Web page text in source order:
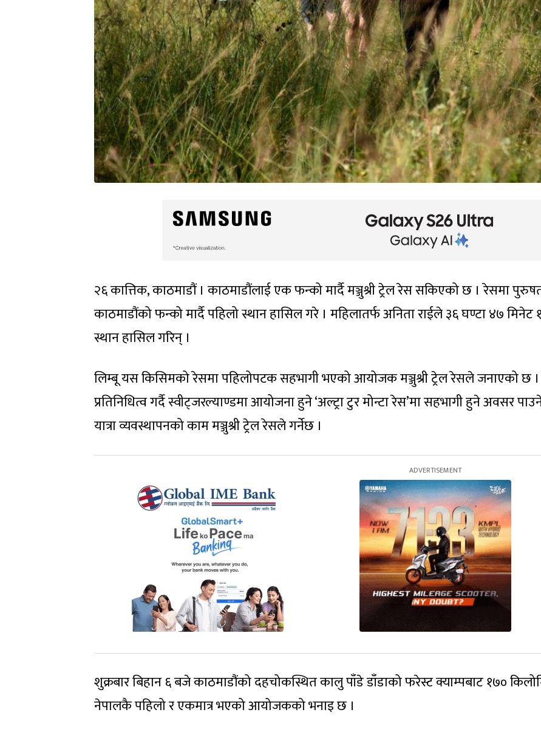
२६ कात्तिक, काठमाडौं । काठमाडौंलाई एक फन्को मार्दै मञ्जुश्री ट्रेल रेस सकिएको छ । रेसमा
काठमाडौंको फन्को मार्दै पहिलो स्थान हासिल गरे । महिलातर्फ अनिता राईले ३६ घण्टा ४७
स्थान हासिल गरिन् ।
लिम्बू यस किसिमको रेसमा पहिलोपटक सहभागी भएको आयोजक मञ्जुश्री ट्रेल रेसले जनाएको छ
प्रतिनिधित्व गर्दै स्वीट्जरल्याण्डमा आयोजना हुने ‘अल्ट्रा टुर मोन्टा रेस’मा सहभागी हुने
यात्रा व्यवस्थापनको काम मञ्जुश्री ट्रेल रेसले गर्नेछ ।
शुक्रबार बिहान ६ बजे काठमाडौंको दहचोकस्थित कालु पाँडे डाँडाको फरेस्ट क्याम्पबाट १७०
नेपालकै पहिलो र एकमात्र भएको आयोजकको भनाइ छ ।